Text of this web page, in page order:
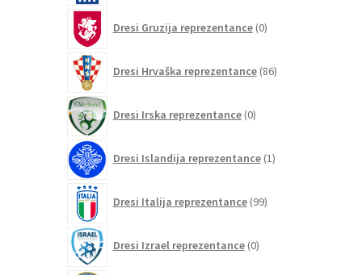
Dresi Gruzija reprezentance 0izdelkov
Dresi Hrvaška reprezentance 86izdelkov
Dresi Irska reprezentance 0izdelkov
Dresi Islandija reprezentance 1izdelek
Dresi Italija reprezentance 99izdelkov
Dresi Izrael reprezentance 0izdelkov